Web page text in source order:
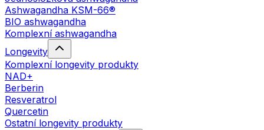
Ashwagandha KSM-66®
BIO ashwagandha
Komplexní ashwagandha
Longevity
Komplexní longevity produkty
NAD+
Berberin
Resveratrol
Quercetin
Ostatní longevity produkty